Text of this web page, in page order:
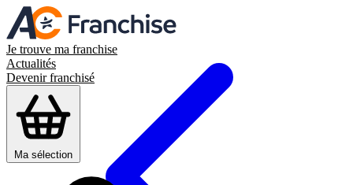
Je trouve ma franchise
Actualités
Devenir franchisé
Ma sélection